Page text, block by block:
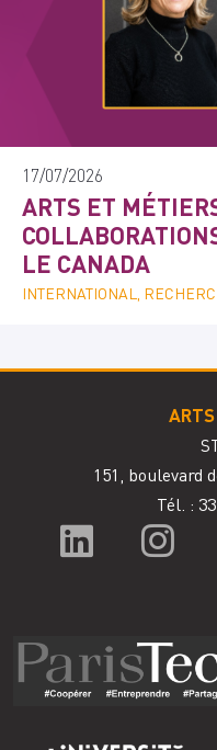
17/07/2026
ARTS ET
LE CANADA
INTERNATIONAL,
151, boulevard
Tél. : 33